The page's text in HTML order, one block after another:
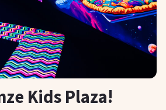
Kids Plaza!